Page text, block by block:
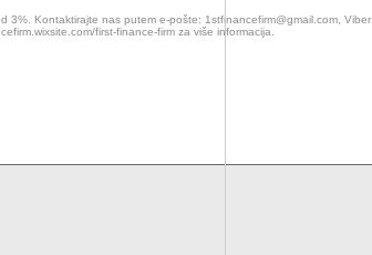
Kontaktirajte nas putem e-pošte: 1stfinancefirm@gmail.com, Viber
first-finance-firm za više informacija.